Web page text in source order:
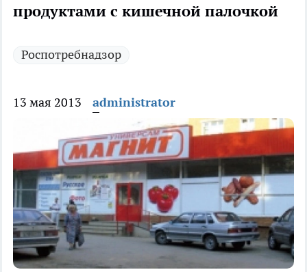
продуктами с кишечной палочкой
Роспотребнадзор
13 мая 2013 administrator